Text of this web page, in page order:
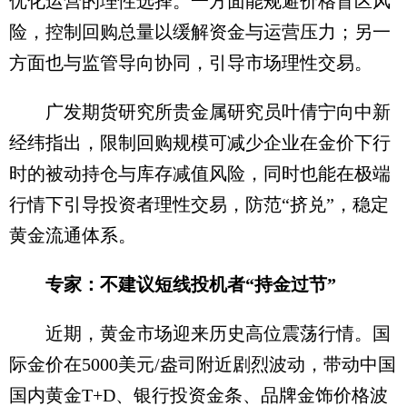
险，控制回购总量以缓解资金与运营压力；另一
方面也与监管导向协同，引导市场理性交易。
广发期货研究所贵金属研究员叶倩宁向中新
经纬指出，限制回购规模可减少企业在金价下行
时的被动持仓与库存减值风险，同时也能在极端
行情下引导投资者理性交易，防范“挤兑”，稳定
黄金流通体系。
专家：不建议短线投机者“持金过节”
近期，黄金市场迎来历史高位震荡行情。国
际金价在5000美元/盎司附近剧烈波动，带动中国
国内黄金T+D、银行投资金条、品牌金饰价格波